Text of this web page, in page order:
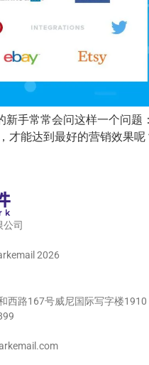
新手常常会问这样一个问题
才能达到最好的营销效果
司
2026
西路167号威尼国际写字楼1910